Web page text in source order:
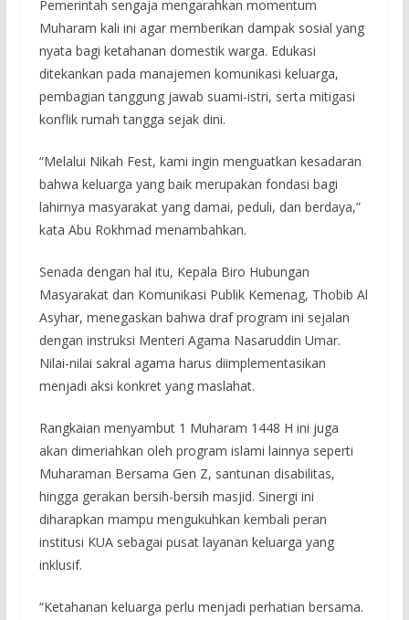
Pemerintah sengaja mengarahkan momentum
Muharam kali ini agar memberikan dampak sosial yang
nyata bagi ketahanan domestik warga. Edukasi
ditekankan pada manajemen komunikasi keluarga,
pembagian tanggung jawab suami-istri, serta mitigasi
konflik rumah tangga sejak dini.
“Melalui Nikah Fest, kami ingin menguatkan kesadaran
bahwa keluarga yang baik merupakan fondasi bagi
lahirnya masyarakat yang damai, peduli, dan berdaya,”
kata Abu Rokhmad menambahkan.
Senada dengan hal itu, Kepala Biro Hubungan
Masyarakat dan Komunikasi Publik Kemenag, Thobib Al
Asyhar, menegaskan bahwa draf program ini sejalan
dengan instruksi Menteri Agama Nasaruddin Umar.
Nilai-nilai sakral agama harus diimplementasikan
menjadi aksi konkret yang maslahat.
Rangkaian menyambut 1 Muharam 1448 H ini juga
akan dimeriahkan oleh program islami lainnya seperti
Muharaman Bersama Gen Z, santunan disabilitas,
hingga gerakan bersih-bersih masjid. Sinergi ini
diharapkan mampu mengukuhkan kembali peran
institusi KUA sebagai pusat layanan keluarga yang
inklusif.
“Ketahanan keluarga perlu menjadi perhatian bersama.